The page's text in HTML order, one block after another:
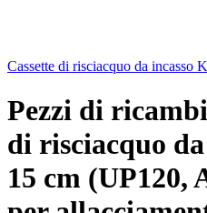
Cassette di risciacquo da incasso
Pezzi di
di risciacquo
15 cm (UP120,